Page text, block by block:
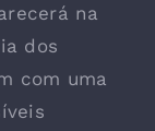
na
dos
com uma